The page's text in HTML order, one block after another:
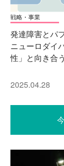
戦略・事業
発達障害とパ
ニューロダイ
性」と向き合
2025.04.28